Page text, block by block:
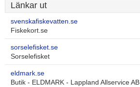
Länkar ut
svenskafiskevatten.se
Fiskekort.se
sorselefisket.se
Sorselefisket
eldmark.se
Butik - ELDMARK - Lappland Allservice AB